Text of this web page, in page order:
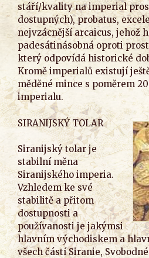
stáří/kvality na imperial
dostupných), probatus,
nejvzácnější arcaicus, jehož
padesátinásobná oproti
který odpovídá historické
Kromě imperialů existují
měděné mince s poměrem
imperialu.
SIRANIJSKÝ TOLAR
Siranijský tolar je
stabilní měna
Siranijského imperia.
Vzhledem ke své
stabilitě a přitom
dostupnosti a
používanosti je jakýmsi
hlavním východiskem a
všech částí Siranie,